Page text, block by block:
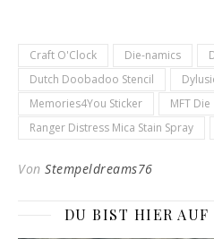
Craft O'Clock Die-namics
Dutch Doobadoo Stencil
Memories4You Sticker
MFT Die
Ranger Distress Mica Stain Spray
Von Stempeldreams76
DU BIST HIER AUF